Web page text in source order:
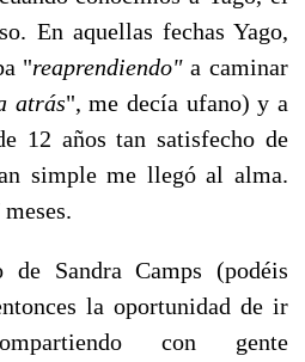
En aquellas fechas Yago,
"reaprendiendo"a caminar
atrás", me decía ufano) y a
12 años tan satisfecho de
simple me llegó al alma.
Sandra Camps (podéis
la oportunidad de ir
con gente